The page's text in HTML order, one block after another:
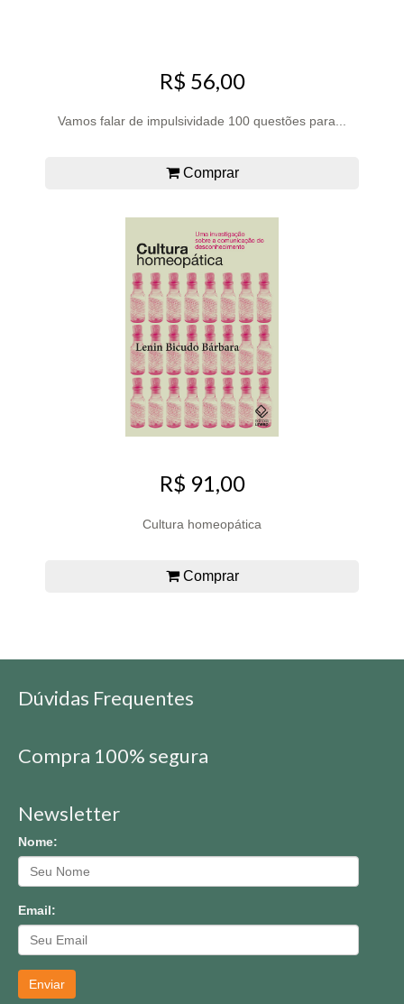
R$ 56,00
Vamos falar de impulsividade 100 questões para...
Comprar
R$ 91,00
Cultura homeopática
Comprar
Dúvidas Frequentes
Compra 100% segura
Newsletter
Nome:
Email:
Enviar